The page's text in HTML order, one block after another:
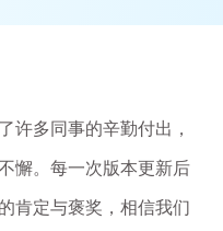
许多同事的辛勤付出，
懈。每一次版本更新后
肯定与褒奖，相信我们